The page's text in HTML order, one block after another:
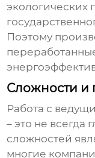
экологических
Поэтому
Сложности и
Работа с
– это не всегда
сложностей
многие